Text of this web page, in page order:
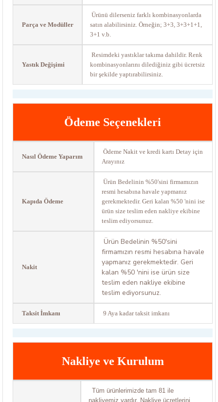
Parça ve Modüller
Ürünü dilerseniz farklı kombinasyonlarda
satın alabilirsiniz. Örneğin; 3+3, 3+3+1+1,
3+1 v.b.
Yastık Değişimi
Resimdeki yastıklar takıma dahildir. Renk
kombinasyonlarını dilediğiniz gibi ücretsiz
bir şekilde yaptırabilirsiniz.
Ödeme Seçenekleri
Nasıl Ödeme Yaparım
Ödeme Nakit ve kredi kartı Detay için
Arayınız
Kapıda Ödeme
Ürün Bedelinin %50'sini firmamızın
resmi hesabına havale yapmanız
gerekmektedir. Geri kalan %50 'nini ise
ürün size teslim eden nakliye ekibine
teslim ediyorsunuz.
Nakit
Ürün Bedelinin %50'sini
firmamızın resmi hesabına havale
yapmanız gerekmektedir. Geri
kalan %50 'nini ise ürün size
teslim eden nakliye ekibine
teslim ediyorsunuz.
Taksit İmkanı 9 Aya kadar taksit imkanı
Nakliye ve Kurulum
Tüm ürünlerimizde tam 81 ile
nakliyemiz vardır. Nakliye ücretlerini